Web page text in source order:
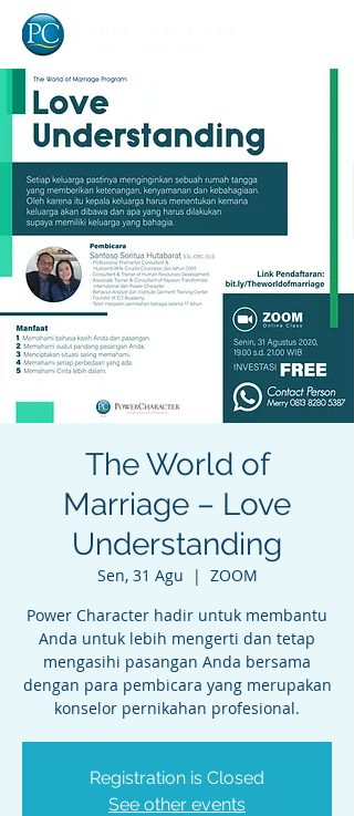
The World of
Marriage – Love
Understanding
Sen, 31 Agu
  |
ZOOM
Power Character hadir untuk membantu
Anda untuk lebih mengerti dan tetap
mengasihi pasangan Anda bersama
dengan para pembicara yang merupakan
konselor pernikahan profesional.
Registration is Closed
See other events